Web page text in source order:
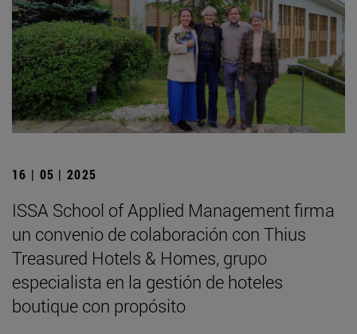
16 | 05 | 2025
ISSA School of Applied Management firma
un convenio de colaboración con Thius
Treasured Hotels & Homes, grupo
especialista en la gestión de hoteles
boutique con propósito